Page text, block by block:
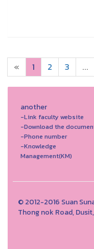
« 1 2 3 ...
another
-Link faculty website
-Download the
-Phone number
-Knowledge
Management(KM)
© 2012-2016 Suan
Thong nok Road,